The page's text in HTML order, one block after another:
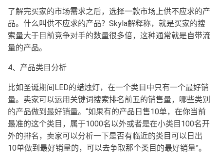
了解完买家的市场需求之后，选择一款市场上供不应求的产
品。什么叫供不应求的产品？Skyla解释称，就是买家的搜
索量大于目前竞争对手的数量很多倍，这种通常就是自带流
量的产品。
4、产品类目分析
比如圣诞期间LED的蜡烛灯，在一个类目中只有一个最好销
量。卖家可以运用关键词搜索排名前五的销售量，哪些类别
的产品做到最好销量。“如果有的产品日售10单，在你当前
最准的这个类目，属于1000名以外或者是在小类目100名开
外的排名，卖家可以分析一下是否有临近的类目可以日出
10单做到最好销量的，可以去争取那个类目的最好销量”。